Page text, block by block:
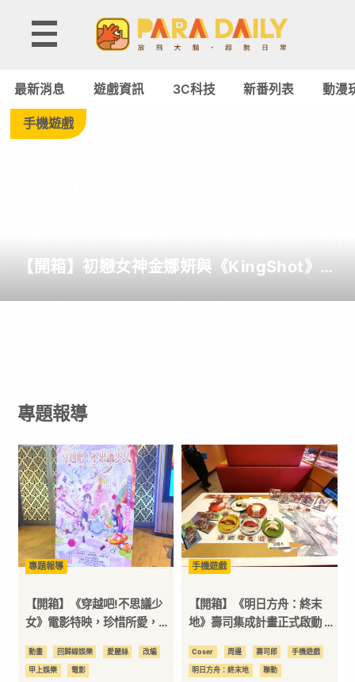
報
Paradaily
-
｜
動
漫
二
次
元
最新消息 遊戲資訊 3C科技 新番列表 動漫
手機遊戲
【開箱】初戀女神金娜妍與《KingShot》再
專題報導
專題報導
【開箱】《穿越吧!不思議少
女》電影特映，珍惜所愛，在
動畫 回歸線娛樂 愛麗絲 改編
甲上娛樂 電影
手機遊戲
【開箱】《明日方舟：終末
地》壽司集成計畫正式啟動 哈
Coser 周邊 壽司郎 手機遊戲
明日方舟：終末地 聯動